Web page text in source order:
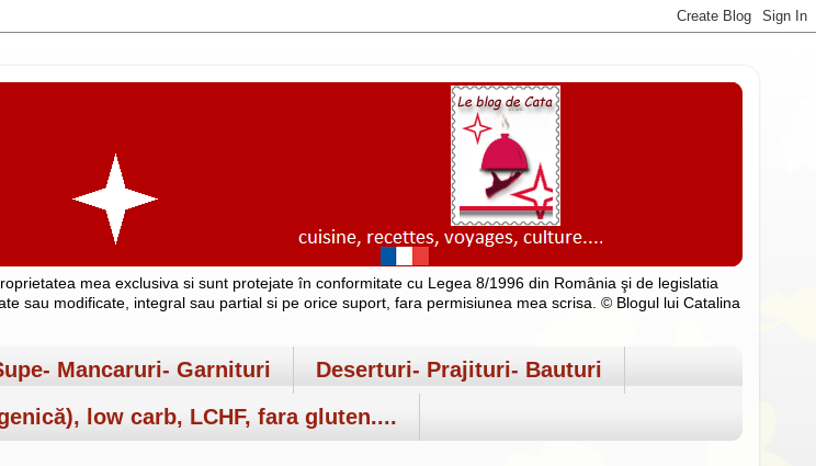
mea exclusiva si sunt protejate în conformitate cu Legea 8/1996 din România şi de legislatia
sau modificate, integral sau partial si pe orice suport, fara permisiunea mea scrisa. © Blogul lui Catalina
Mancaruri- Garnituri
Deserturi- Prajituri- Bauturi
low carb, LCHF, fara gluten....